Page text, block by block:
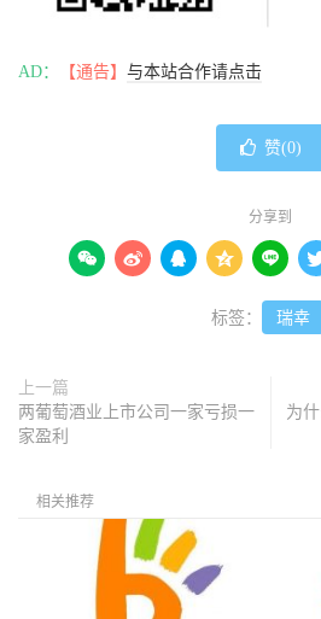
AD： 【通告】 与本站合作请点击
赞(0)
分享到
    
标签： 瑞幸
上一篇
两葡萄酒业上市公司一家亏损一
家盈利
为
相关推荐